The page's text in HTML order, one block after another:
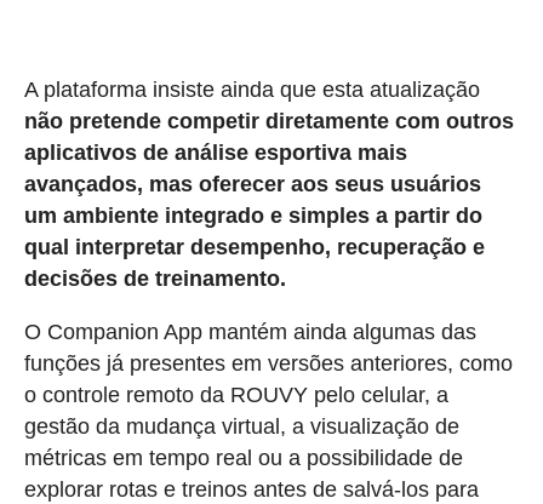
A plataforma insiste ainda que esta atualização
não pretende competir diretamente com outros
aplicativos de análise esportiva mais
avançados, mas oferecer aos seus usuários
um ambiente integrado e simples a partir do
qual interpretar desempenho, recuperação e
decisões de treinamento.
O Companion App mantém ainda algumas das
funções já presentes em versões anteriores, como
o controle remoto da ROUVY pelo celular, a
gestão da mudança virtual, a visualização de
métricas em tempo real ou a possibilidade de
explorar rotas e treinos antes de salvá-los para